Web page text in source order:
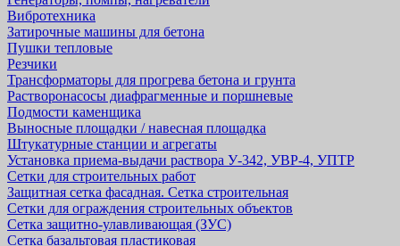
Вибротехника
Затирочные машины для бетона
Пушки тепловые
Резчики
Трансформаторы для прогрева бетона и грунта
Растворонасосы диафрагменные и поршневые
Подмости каменщика
Выносные площадки / навесная площадка
Штукатурные станции и агрегаты
Установка приема-выдачи раствора У-342, УВР-4, УПТР
Сетки для строительных работ
Защитная cетка фасадная. Сетка строительная
Сетки для ограждения строительных объектов
Сетка защитно-улавливающая (ЗУС)
Сетка базальтовая пластиковая